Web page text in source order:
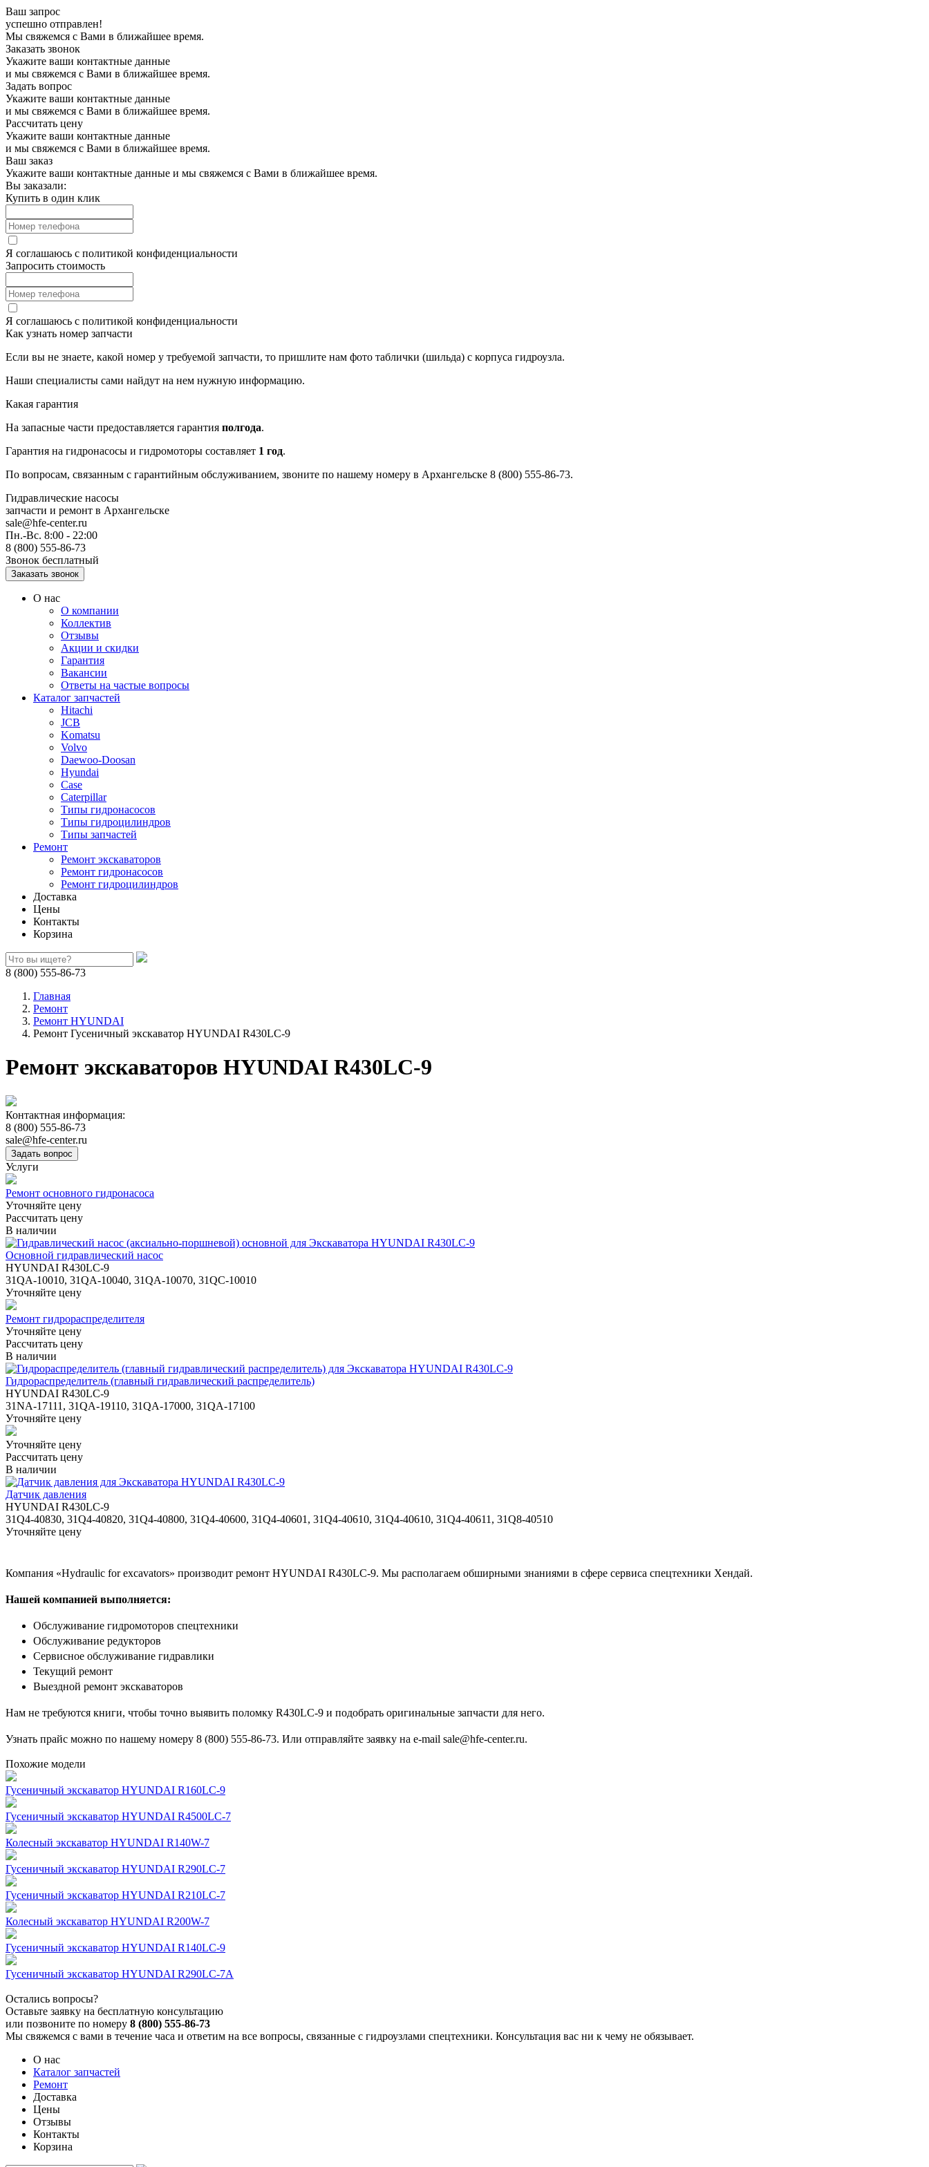
Ваш запрос
успешно отправлен!
Мы свяжемся с Вами в ближайшее время.
Заказать звонок
Укажите ваши контактные данные
и мы свяжемся с Вами в ближайшее время.
Задать вопрос
Укажите ваши контактные данные
и мы свяжемся с Вами в ближайшее время.
Рассчитать цену
Укажите ваши контактные данные
и мы свяжемся с Вами в ближайшее время.
Ваш заказ
Укажите ваши контактные данные и мы свяжемся с Вами в ближайшее время.
Вы заказали:
Купить в один клик
Я соглашаюсь с политикой конфиденциальности
Запросить стоимость
Я соглашаюсь с политикой конфиденциальности
Как узнать номер запчасти
Если вы не знаете, какой номер у требуемой запчасти, то пришлите нам фото таблички (шильда) с корпуса гидроузла.
Наши специалисты сами найдут на нем нужную информацию.
Какая гарантия
На запасные части предоставляется гарантия полгода.
Гарантия на гидронасосы и гидромоторы составляет 1 год.
По вопросам, связанным с гарантийным обслуживанием, звоните по нашему номеру в Архангельске 8 (800) 555-86-73.
Гидравлические насосы
запчасти и ремонт в Архангельске
sale@hfe-center.ru
Пн.-Вс. 8:00 - 22:00
8 (800) 555-86-73
Звонок бесплатный
О нас
О компании
Коллектив
Отзывы
Акции и скидки
Гарантия
Вакансии
Ответы на частые вопросы
Каталог запчастей
Hitachi
JCB
Komatsu
Volvo
Daewoo-Doosan
Hyundai
Case
Caterpillar
Типы гидронасосов
Типы гидроцилиндров
Типы запчастей
Ремонт
Ремонт экскаваторов
Ремонт гидронасосов
Ремонт гидроцилиндров
Доставка
Цены
Контакты
Корзина
8 (800) 555-86-73
Главная
Ремонт
Ремонт HYUNDAI
Ремонт Гусеничный экскаватор HYUNDAI R430LC-9
Ремонт экскаваторов HYUNDAI R430LC-9
Контактная информация:
8 (800) 555-86-73
sale@hfe-center.ru
Услуги
Ремонт основного гидронасоса
Уточняйте цену
Рассчитать цену
В наличии
Основной гидравлический насос
HYUNDAI R430LC-9
31QA-10010, 31QA-10040, 31QA-10070, 31QC-10010
Уточняйте цену
Ремонт гидрораспределителя
Уточняйте цену
Рассчитать цену
В наличии
Гидрораспределитель (главный гидравлический распределитель)
HYUNDAI R430LC-9
31NA-17111, 31QA-19110, 31QA-17000, 31QA-17100
Уточняйте цену
Уточняйте цену
Рассчитать цену
В наличии
Датчик давления
HYUNDAI R430LC-9
31Q4-40830, 31Q4-40820, 31Q4-40800, 31Q4-40600, 31Q4-40601, 31Q4-40610, 31Q4-40610, 31Q4-40611, 31Q8-40510
Уточняйте цену
Компания «Hydraulic for excavators» производит ремонт HYUNDAI R430LC-9. Мы располагаем обширными знаниями в сфере сервиса спецтехники Хендай.
Нашей компанией выполняется:
Обслуживание гидромоторов спецтехники
Обслуживание редукторов
Сервисное обслуживание гидравлики
Текущий ремонт
Выездной ремонт экскаваторов
Нам не требуются книги, чтобы точно выявить поломку R430LC-9 и подобрать оригинальные запчасти для него.
Узнать прайс можно по нашему номеру 8 (800) 555-86-73. Или отправляйте заявку на e-mail sale@hfe-center.ru.
Похожие модели
Гусеничный экскаватор HYUNDAI R160LC-9
Гусеничный экскаватор HYUNDAI R4500LC-7
Колесный экскаватор HYUNDAI R140W-7
Гусеничный экскаватор HYUNDAI R290LC-7
Гусеничный экскаватор HYUNDAI R210LC-7
Колесный экскаватор HYUNDAI R200W-7
Гусеничный экскаватор HYUNDAI R140LC-9
Гусеничный экскаватор HYUNDAI R290LC-7A
Остались вопросы?
Оставьте заявку на бесплатную консультацию
или позвоните по номеру 8 (800) 555-86-73
Мы свяжемся с вами в течение часа и ответим на все вопросы, связанные с гидроузлами спецтехники. Консультация вас ни к чему не обязывает.
О нас
Каталог запчастей
Ремонт
Доставка
Цены
Отзывы
Контакты
Корзина